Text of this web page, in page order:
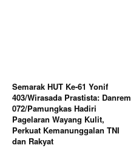
Semarak HUT Ke-61 Yonif
403/Wirasada Prastista: Danrem
072/Pamungkas Hadiri
Pagelaran Wayang Kulit,
Perkuat Kemanunggalan TNI
dan Rakyat